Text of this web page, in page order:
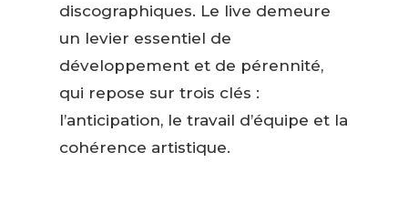
discographiques. Le live demeure
un levier essentiel de
développement et de pérennité,
qui repose sur trois clés :
l’anticipation, le travail d’équipe et la
cohérence artistique.